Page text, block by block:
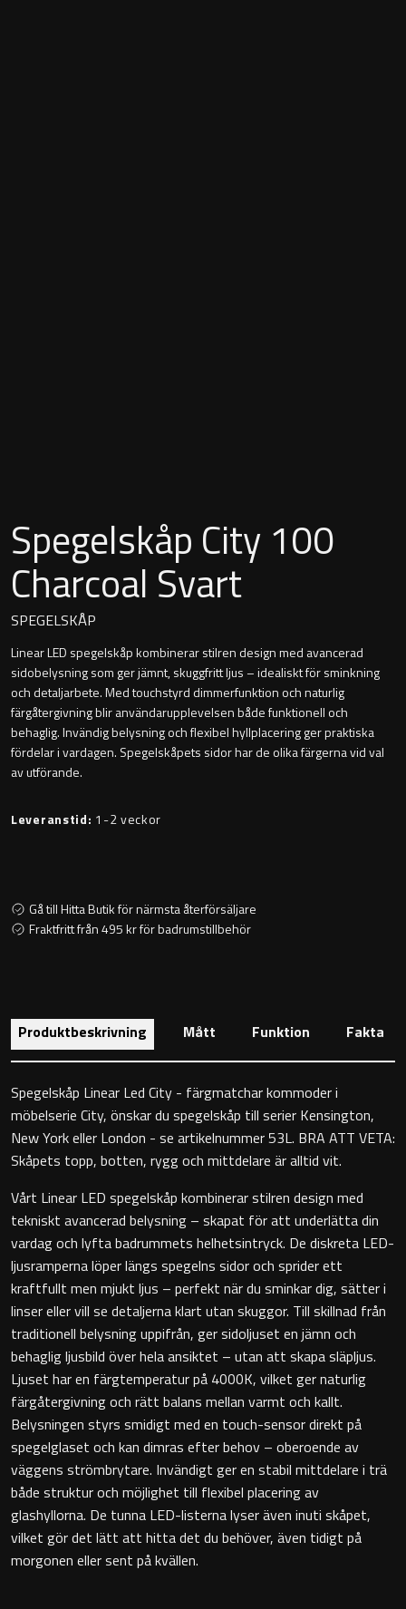
Underlimmat handfat
Handfat med piedestal
Blandare
Tvättställsblandare
Bottenventiler
Toalettstolar
Vägghängd toalettstol
Toalettpappershållare
Krokar
Handduksringar
Handduksstänger
Badkarshandtag
Duschkorgar
Hyllor
Sminkspeglar
Speglar utan belysning
Toalettborstset
Belysning
Stockholm
Spegelskåp City 100
Charcoal Svart
SPEGELSKÅP
Linear LED spegelskåp kombinerar stilren design med avancerad
sidobelysning som ger jämnt, skuggfritt ljus – idealiskt för sminkning
och detaljarbete. Med touchstyrd dimmerfunktion och naturlig
färgåtergivning blir användarupplevelsen både funktionell och
behaglig. Invändig belysning och flexibel hyllplacering ger praktiska
fördelar i vardagen. Spegelskåpets sidor har de olika färgerna vid val
av utförande.
Leveranstid: 1-2 veckor
Gå till Hitta Butik för närmsta återförsäljare
Fraktfritt från 495 kr för badrumstillbehör
Produktbeskrivning Mått Funktion Fakta
Spegelskåp Linear Led City - färgmatchar kommoder i
möbelserie City, önskar du spegelskåp till serier Kensington,
New York eller London - se artikelnummer 53L. BRA ATT VETA:
Skåpets topp, botten, rygg och mittdelare är alltid vit.
Vårt Linear LED spegelskåp kombinerar stilren design med
tekniskt avancerad belysning – skapat för att underlätta din
vardag och lyfta badrummets helhetsintryck. De diskreta LED-
ljusramperna löper längs spegelns sidor och sprider ett
kraftfullt men mjukt ljus – perfekt när du sminkar dig, sätter i
linser eller vill se detaljerna klart utan skuggor. Till skillnad från
traditionell belysning uppifrån, ger sidoljuset en jämn och
behaglig ljusbild över hela ansiktet – utan att skapa släpljus.
Ljuset har en färgtemperatur på 4000K, vilket ger naturlig
färgåtergivning och rätt balans mellan varmt och kallt.
Belysningen styrs smidigt med en touch-sensor direkt på
spegelglaset och kan dimras efter behov – oberoende av
väggens strömbrytare. Invändigt ger en stabil mittdelare i trä
både struktur och möjlighet till flexibel placering av
glashyllorna. De tunna LED-listerna lyser även inuti skåpet,
vilket gör det lätt att hitta det du behöver, även tidigt på
morgonen eller sent på kvällen.